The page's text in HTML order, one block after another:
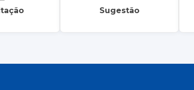
Sugestão